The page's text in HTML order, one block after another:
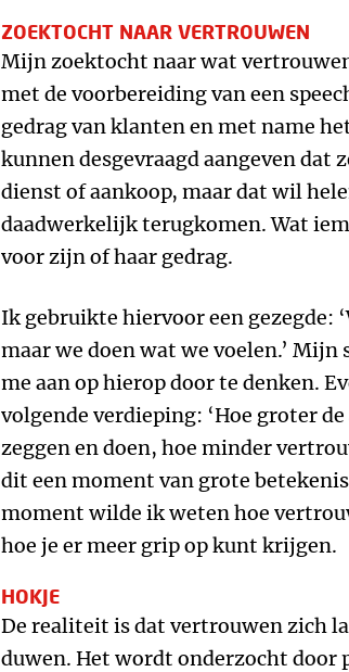
ZOEKTOCHT NAAR VERTROUWEN
Mijn zoektocht naar wat
met de voorbereiding van een
gedrag van klanten en met name
kunnen desgevraagd aangeven dat
dienst of aankoop, maar dat wil
daadwerkelijk terugkomen. Wat
voor zijn of haar gedrag.
Ik gebruikte hiervoor een gezegde:
maar we doen wat we voelen.’ Mijn
me aan op hierop door te denken.
volgende verdieping: ‘Hoe groter
zeggen en doen, hoe minder
dit een moment van grote
moment wilde ik weten hoe
hoe je er meer grip op kunt krijgen.
HOKJE
De realiteit is dat vertrouwen zich
duwen. Het wordt onderzocht door